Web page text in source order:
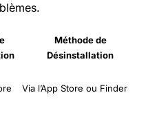
Méthode de
Désinstallation
Via l’App Store ou Finder